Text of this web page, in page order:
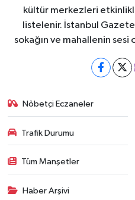
kültür merkezleri
listelenir. İstanbul
sokağın ve mahallenin sesi
Nöbetçi Eczaneler
Trafik Durumu
Tüm Manşetler
Haber Arşivi